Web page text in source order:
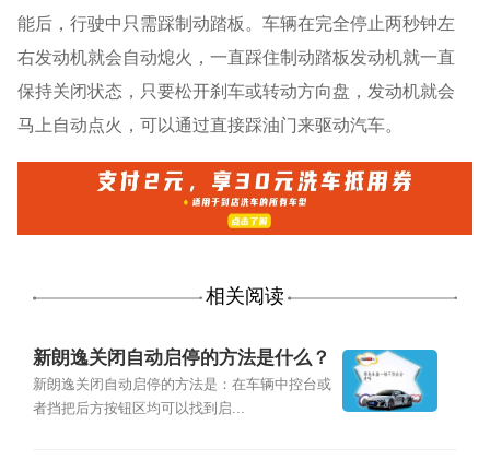
能后，行驶中只需踩制动踏板。车辆在完全停止两秒钟左
右发动机就会自动熄火，一直踩住制动踏板发动机就一直
保持关闭状态，只要松开刹车或转动方向盘，发动机就会
马上自动点火，可以通过直接踩油门来驱动汽车。
相关阅读
新朗逸关闭自动启停的方法是什么？
新朗逸关闭自动启停的方法是：在车辆中控台或
者挡把后方按钮区均可以找到启...